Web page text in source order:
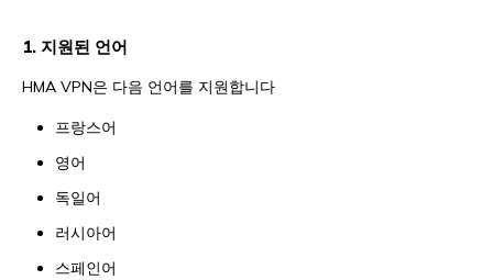
1. 지원된 언어
HMA VPN은 다음 언어를 지원합니다
프랑스어
영어
독일어
러시아어
스페인어